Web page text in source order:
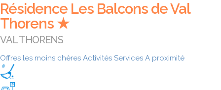
Résidence Les Balcons de Val
Thorens ★
VAL THORENS
Offres les moins chères Activités Services A proximité